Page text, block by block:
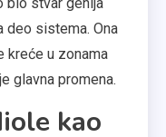
deo sistema. Ona
kreće u zonama
glavna promena.
kao